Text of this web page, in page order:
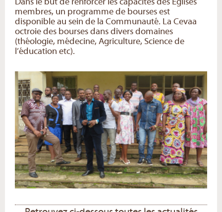
Dans le but de renforcer les capacités des Eglises
membres, un programme de bourses est
disponible au sein de la Communauté. La Cevaa
octroie des bourses dans divers domaines
(théologie, médecine, Agriculture, Science de
l’éducation etc).